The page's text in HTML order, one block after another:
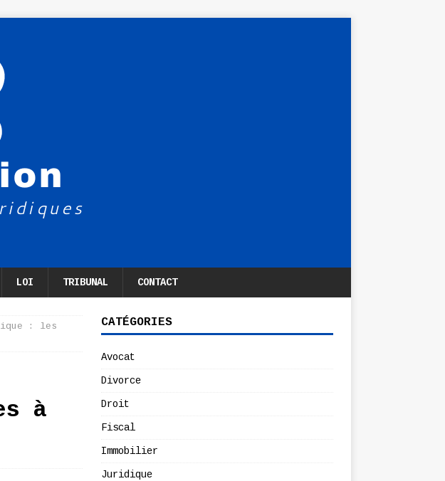
LOI TRIBUNAL CONTACT
: les
à
CATÉGORIES
Avocat
Divorce
Droit
Fiscal
Immobilier
Juridique